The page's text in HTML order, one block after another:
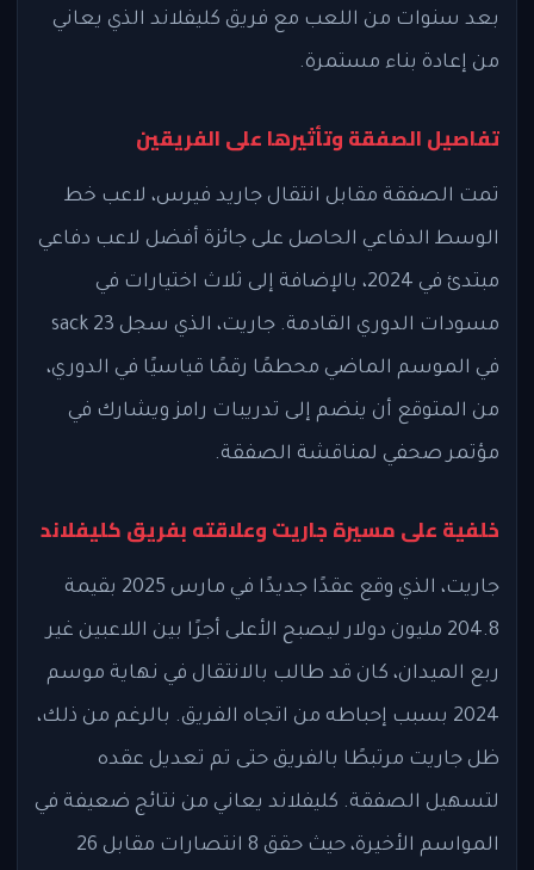
بعد سنوات من اللعب مع فريق كليفلاند الذي يعاني
من إعادة بناء مستمرة.
تفاصيل الصفقة وتأثيرها على الفريقين
تمت الصفقة مقابل انتقال جاريد فيرس، لاعب خط
الوسط الدفاعي الحاصل على جائزة أفضل لاعب دفاعي
مبتدئ في 2024، بالإضافة إلى ثلاث اختيارات في
مسودات الدوري القادمة. جاريت، الذي سجل 23 sack
في الموسم الماضي محطمًا رقمًا قياسيًا في الدوري،
من المتوقع أن ينضم إلى تدريبات رامز ويشارك في
مؤتمر صحفي لمناقشة الصفقة.
خلفية على مسيرة جاريت وعلاقته بفريق كليفلاند
جاريت، الذي وقع عقدًا جديدًا في مارس 2025 بقيمة
204.8 مليون دولار ليصبح الأعلى أجرًا بين اللاعبين غير
ربع الميدان، كان قد طالب بالانتقال في نهاية موسم
2024 بسبب إحباطه من اتجاه الفريق. بالرغم من ذلك،
ظل جاريت مرتبطًا بالفريق حتى تم تعديل عقده
لتسهيل الصفقة. كليفلاند يعاني من نتائج ضعيفة في
المواسم الأخيرة، حيث حقق 8 انتصارات مقابل 26